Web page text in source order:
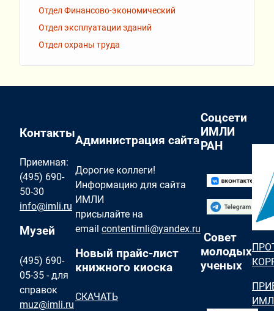
Отдел Финансово-экономический
Отдел эксплуатации зданий
Отдел охраны труда
Контакты
Приемная:
(495) 690-
50-30
info@imli.ru
Музей
(495) 690-
05-35 - для
справок
muz@imli.ru
Администрация сайта
Дорогие коллеги!
Информацию для сайта
ИМЛИ
присылайте на
email contentimli@yandex.ru
Новый прайс-лист
книжного киоска
СКАЧАТЬ
Соцсети
ИМЛИ
РАН
Совет
молодых
ученых